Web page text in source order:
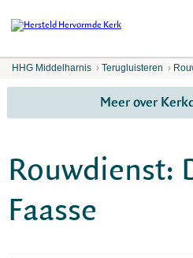
HHG Middelharnis › Terugluisteren ›
Meer over
Rouwdienst:
Faasse